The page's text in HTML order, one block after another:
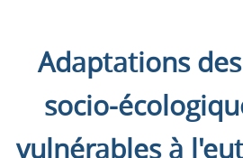
contentAdaptations
socio-
vulnérables à